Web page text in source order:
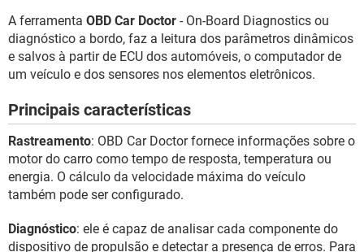
INSTAGRAM GMAIL
GUIA DE COMPRAS
A ferramenta OBD Car Doctor - On-Board Diagnostics ou
diagnóstico a bordo, faz a leitura dos parâmetros dinâmicos
e salvos à partir de ECU dos automóveis, o computador de
um veículo e dos sensores nos elementos eletrônicos.
Principais características
Rastreamento: OBD Car Doctor fornece informações sobre o
motor do carro como tempo de resposta, temperatura ou
energia. O cálculo da velocidade máxima do veículo
também pode ser configurado.
Diagnóstico: ele é capaz de analisar cada componente do
dispositivo de propulsão e detectar a presença de erros. Para